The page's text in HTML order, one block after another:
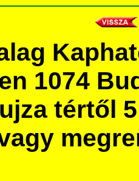
1074
tértől